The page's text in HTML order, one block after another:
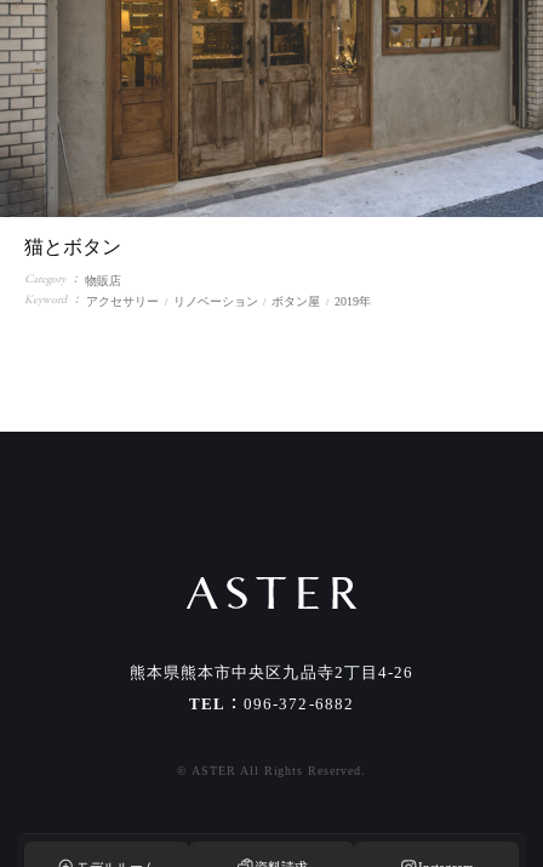
猫とボタン
Category 物販店
Keyword アクセサリー リノベーション ボタン屋 2019年
FA
CA ERS
熊本県熊本市中央区九品寺2丁目4-26
TEL
096-372-6882
© ASTER All Rights Reserved.